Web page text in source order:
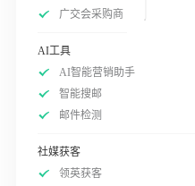
广交会采购商
AI工具
AI智能营销助手
智能搜邮
邮件检测
社媒获客
领英获客